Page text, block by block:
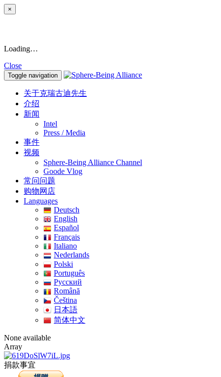
×
Loading…
Close
Toggle navigation
关于克瑞古迪先生
介绍
新闻
Intel
Press / Media
事件
视频
Sphere-Being Alliance Channel
Goode Vlog
常问问题
购物网店
Languages
Deutsch
English
Español
Français
Italiano
Nederlands
Polski
Português
Pусский
Română
Čeština
日本語
简体中文
None available
Array
捐款事宜